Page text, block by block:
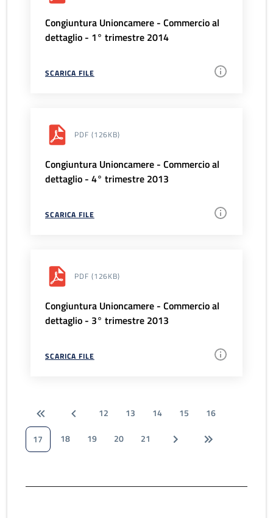
Congiuntura Unioncamere - Commercio al
dettaglio - 1° trimestre 2014
SCARICA FILE
PDF (126KB)
Congiuntura Unioncamere - Commercio al
dettaglio - 4° trimestre 2013
SCARICA FILE
PDF (126KB)
Congiuntura Unioncamere - Commercio al
dettaglio - 3° trimestre 2013
SCARICA FILE
12 13 14 15
16
17
18 19 20 21